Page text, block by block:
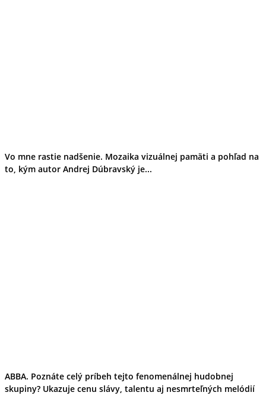
Vo mne rastie nadšenie. Mozaika vizuálnej pamäti a pohľad na
to, kým autor Andrej Dúbravský je...
ABBA. Poznáte celý príbeh tejto fenomenálnej hudobnej
skupiny? Ukazuje cenu slávy, talentu aj nesmrteľných melódií